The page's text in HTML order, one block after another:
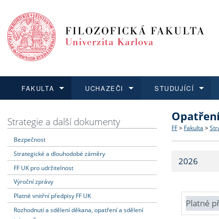
FAKULTA
Dozvědět se více
Struktura
Strategie
Fakultní
UCHAZEČI
Podat přihlášku
Co
Učitelské
STUDUJÍCÍ
Dozvědět se více
Dozvědět se více
O vědě a
Dozvědět se více
Aktuální
Strategie a další dokumenty
Bezpečnost
Strategické a dlouhodobé záměry
FF UK pro udržitelnost
Výroční zprávy
Platné vnitřní předpisy FF UK
Rozhodnutí a sdělení děkana, opatření a sdělení
FF > Fakulta >
2026
Platné